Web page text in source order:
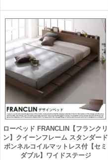
21
ローベッド FRANCLIN【フランクリ
ン】クイーンフレーム スタンダード
ボンネルコイルマットレス付【セミ
ダブル】ワイドステージ